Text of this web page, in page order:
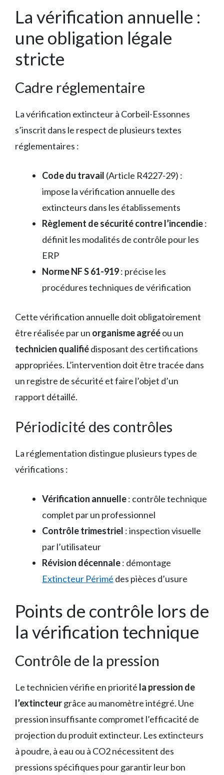
La vérification annuelle :
une obligation légale
stricte
Cadre réglementaire
La vérification extincteur à Corbeil-Essonnes
s’inscrit dans le respect de plusieurs textes
réglementaires :
Code du travail (Article R4227-29) :
impose la vérification annuelle des
extincteurs dans les établissements
Règlement de sécurité contre l’incendie:
définit les modalités de contrôle pour les
ERP
Norme NF S 61-919: précise les
procédures techniques de vérification
Cette vérification annuelle doit obligatoirement
être réalisée par un organisme agrééou un
technicien qualifiédisposant des certifications
appropriées. L’intervention doit être tracée dans
un registre de sécurité et faire l’objet d’un
rapport détaillé.
Périodicité des contrôles
La réglementation distingue plusieurs types de
vérifications :
Vérification annuelle: contrôle technique
complet par un professionnel
Contrôle trimestriel : inspection visuelle
par l’utilisateur
Révision décennale: démontage
Extincteur Périmé des pièces d’usure
Points de contrôle lors de
la vérification technique
Contrôle de la pression
Le technicien vérifie en priorité la pression de
l’extincteurgrâce au manomètre intégré. Une
pression insuffisante compromet l’efficacité de
projection du produit extincteur. Les extincteurs
à poudre, à eau ou à CO2 nécessitent des
pressions spécifiques pour garantir leur bon